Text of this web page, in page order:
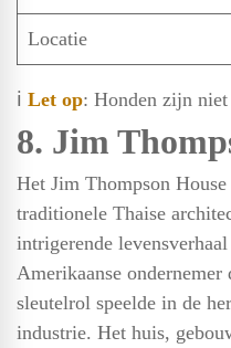
Locatie
ℹ️ Let op: Honden zijn niet
8. Jim
Het Jim Thompson
traditionele Thaise
intrigerende
Amerikaanse
sleutelrol speelde in de
industrie. Het huis,